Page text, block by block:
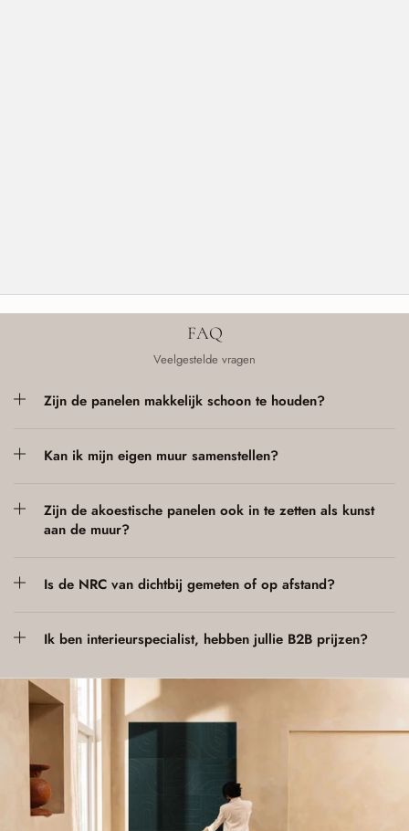
FAQ
Veelgestelde vragen
Zijn de panelen makkelijk schoon te houden?
Kan ik mijn eigen muur samenstellen?
Zijn de akoestische panelen ook in te zetten als kunst
aan de muur?
Is de NRC van dichtbij gemeten of op afstand?
Ik ben interieurspecialist, hebben jullie B2B prijzen?